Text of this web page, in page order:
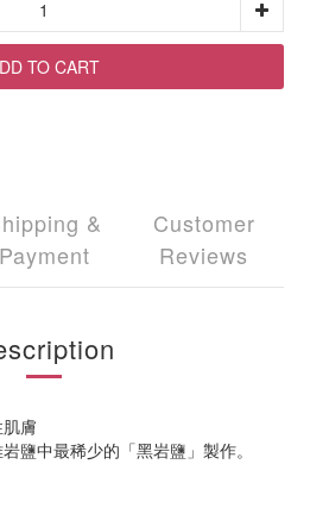
TO CART
&
Payment
Customer
Reviews
膚
鹽中最稀少的「黑岩鹽」製作。